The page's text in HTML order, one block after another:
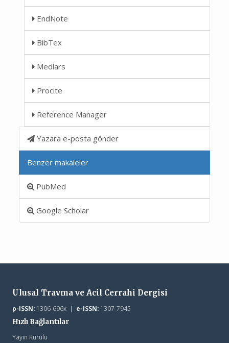
EndNote
BibTex
Medlars
Procite
Reference Manager
Yazara e-posta gönder
Benzer makaleler
PubMed
Google Scholar
Ulusal Travma ve Acil Cerrahi Dergisi
p-ISSN:1306-696x | e-ISSN:1307-7945
Hızlı Bağlantılar
Yayın Kurulu